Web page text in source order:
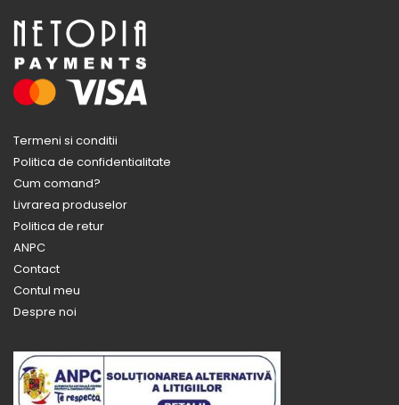
Termeni si conditii
Politica de confidentialitate
Cum comand?
Livrarea produselor
Politica de retur
ANPC
Contact
Contul meu
Despre noi